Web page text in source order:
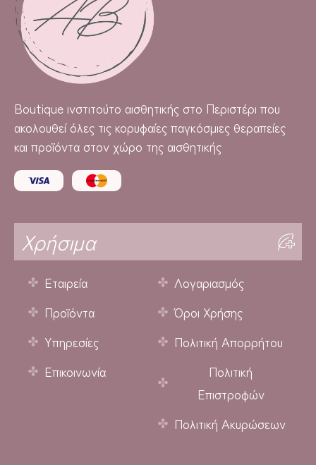
Boutique ινστιτούτο αισθητικής στο Περιστέρι που
ακολουθεί όλες τις κορυφαίες παγκόσμιες θεραπείες
και προϊόντα στον χώρο της αισθητικής
Χρήσιμα
Εταιρεία
Προϊόντα
Υπηρεσίες
Επικοινωνία
Λογαριασμός
Όροι Χρήσης
Πολιτική Απορρήτου
Πολιτική
Επιστροφών
Πολιτική Ακυρώσεων